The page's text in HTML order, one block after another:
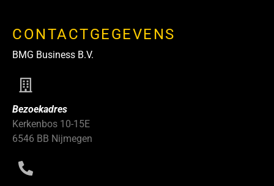
CONTACTGEGEVENS
BMG Business B.V.
Bezoekadres
Kerkenbos 10-15E
6546 BB Nijmegen